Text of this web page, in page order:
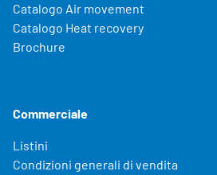
Catalogo Air movement
Catalogo Heat recovery
Brochure
Commerciale
Listini
Condizioni generali di vendita